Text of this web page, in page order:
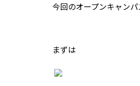
今回のオープンキャン
まずは